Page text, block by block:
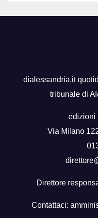
dialessandria.it
tribunale di
edizioni
Via Milano
Direttore
Contattaci: